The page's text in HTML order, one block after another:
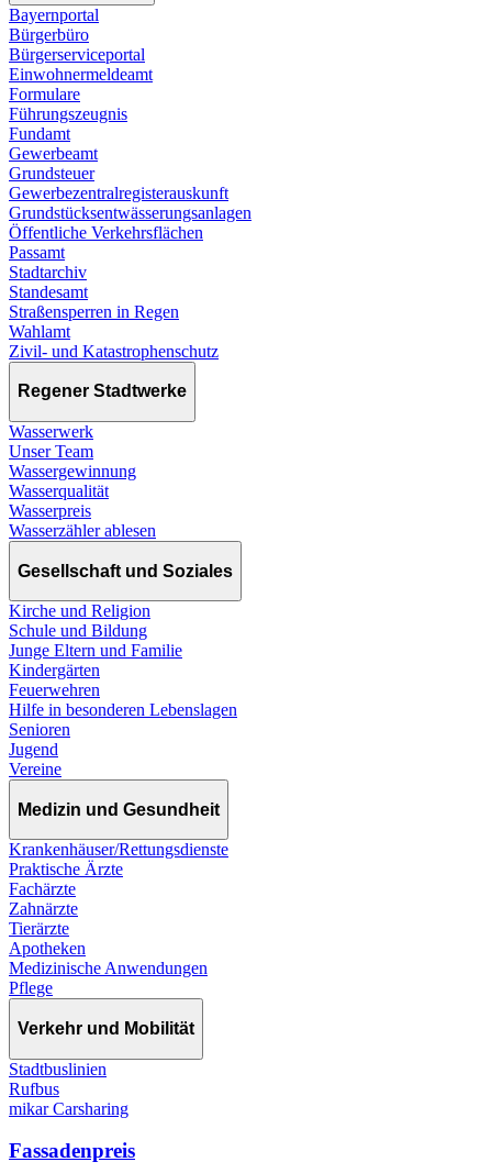
Bayernportal
Bürgerbüro
Bürgerserviceportal
Einwohnermeldeamt
Formulare
Führungszeugnis
Fundamt
Gewerbeamt
Grundsteuer
Gewerbezentralregisterauskunft
Grundstücksentwässerungsanlagen
Öffentliche Verkehrsflächen
Passamt
Stadtarchiv
Standesamt
Straßensperren in Regen
Wahlamt
Zivil- und Katastrophenschutz
Regener Stadtwerke
Wasserwerk
Unser Team
Wassergewinnung
Wasserqualität
Wasserpreis
Wasserzähler ablesen
Gesellschaft und Soziales
Kirche und Religion
Schule und Bildung
Junge Eltern und Familie
Kindergärten
Feuerwehren
Hilfe in besonderen Lebenslagen
Senioren
Jugend
Vereine
Medizin und Gesundheit
Krankenhäuser/Rettungsdienste
Praktische Ärzte
Fachärzte
Zahnärzte
Tierärzte
Apotheken
Medizinische Anwendungen
Pflege
Verkehr und Mobilität
Stadtbuslinien
Rufbus
mikar Carsharing
Fassadenpreis